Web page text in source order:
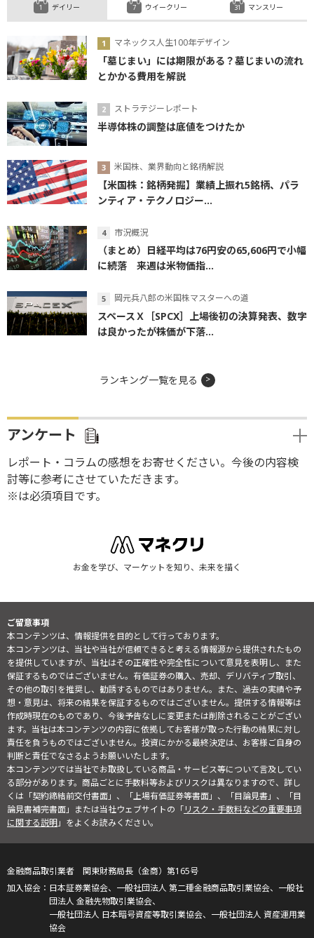
デイリー
マネックス人生100年デザイン
「墓じまい」には期限がある？墓じまいの流れ
とかかる費用を解説
ストラテジーレポート
半導体株の調整は底値をつけたか
米国株、業界動向と銘柄解説
【米国株：銘柄発掘】業績上振れ5銘柄、パラ
ンティア・テクノロジー...
市況概況
（まとめ）日経平均は76円安の65,606円で小幅
に続落 来週は米物価指...
岡元兵八郎の米国株マスターへの道
スペースＸ［SPCX］上場後初の決算発表、数字
は良かったが株価が下落...
ウイークリー マンスリー
ランキング一覧を見る
アンケート
レポート・コラムの感想をお寄せください。今後の内容検
討等に参考にさせていただきます。
※は必須項目です。
お金を学び、マーケットを知り、未来を描く
ご留意事項
本コンテンツは、情報提供を目的として行っております。
本コンテンツは、当社や当社が信頼できると考える情報源から提供されたもの
を提供していますが、当社はその正確性や完全性について意見を表明し、また
保証するものではございません。有価証券の購入、売却、デリバティブ取引、
その他の取引を推奨し、勧誘するものではありません。また、過去の実績や予
想・意見は、将来の結果を保証するものではございません。提供する情報等は
作成時現在のものであり、今後予告なしに変更または削除されることがござい
ます。当社は本コンテンツの内容に依拠してお客様が取った行動の結果に対し
責任を負うものではございません。投資にかかる最終決定は、お客様ご自身の
判断と責任でなさるようお願いいたします。
本コンテンツでは当社でお取扱している商品・サービス等について言及してい
る部分があります。商品ごとに手数料等およびリスクは異なりますので、詳し
くは「契約締結前交付書面」、「上場有価証券等書面」、「目論見書」、「目
論見書補完書面」または当社ウェブサイトの「リスク・手数料などの重要事項
に関する説明」をよくお読みください。
金融商品取引業者 関東財務局長（金商）第165号
日本証券業協会、一般社団法人 第二種金融商品取引業協会、一般社
団法人 金融先物取引業協会、
一般社団法人 日本暗号資産等取引業協会、一般社団法人 資産運用業
協会